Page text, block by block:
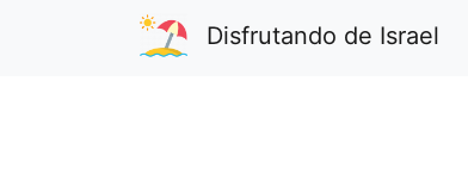
Disfrutando de Israel